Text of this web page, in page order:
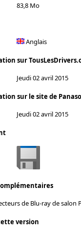
83,8 Mo
Anglais
sur
Jeudi 02 avril 2015
sur le site de
Jeudi 02 avril 2015
de Blu-ray de salon
version